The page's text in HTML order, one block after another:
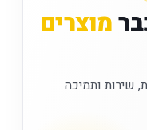
מוצרים
שירות ותמיכה